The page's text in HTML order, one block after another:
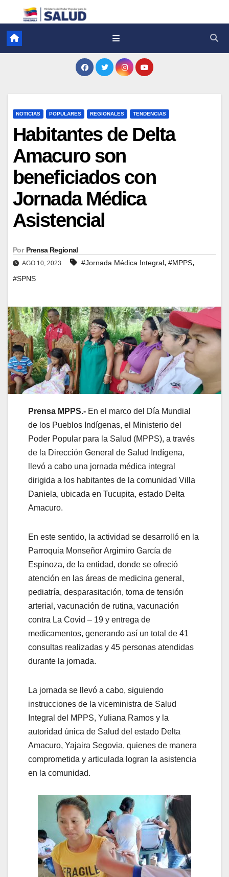
NOTICIAS POPULARES REGIONALES TENDENCIAS
Habitantes de Delta
Amacuro son
beneficiados con
Jornada Médica
Asistencial
Por Prensa Regional
AGO 10, 2023 #Jornada Médica Integral, #MPPS,
#SPNS
Prensa MPPS.- En el marco del Día Mundial
de los Pueblos Indígenas, el Ministerio del
Poder Popular para la Salud (MPPS), a través
de la Dirección General de Salud Indígena,
llevó a cabo una jornada médica integral
dirigida a los habitantes de la comunidad Villa
Daniela, ubicada en Tucupita, estado Delta
Amacuro.
En este sentido, la actividad se desarrolló en la
Parroquia Monseñor Argimiro García de
Espinoza, de la entidad, donde se ofreció
atención en las áreas de medicina general,
pediatría, desparasitación, toma de tensión
arterial, vacunación de rutina, vacunación
contra La Covid – 19 y entrega de
medicamentos, generando así un total de 41
consultas realizadas y 45 personas atendidas
durante la jornada.
La jornada se llevó a cabo, siguiendo
instrucciones de la viceministra de Salud
Integral del MPPS, Yuliana Ramos y la
autoridad única de Salud del estado Delta
Amacuro, Yajaira Segovia, quienes de manera
comprometida y articulada logran la asistencia
en la comunidad.